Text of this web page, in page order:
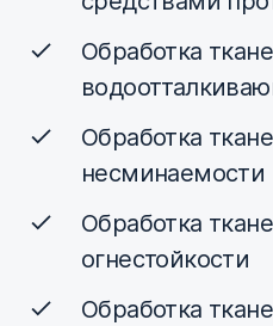
Обработка
Обработка
несминаемости
Обработка
огнестойкости
Обработка